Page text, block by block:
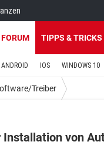
FORUM TIPPS & TRICKS
ANDROID IOS WINDOWS 10
Treiber
Installation von